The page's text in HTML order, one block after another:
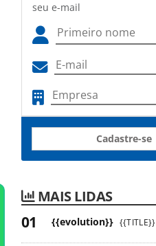
seu e-mail
Cadastre-se
MAIS LIDAS
{{evolution}} {{TITLE}}